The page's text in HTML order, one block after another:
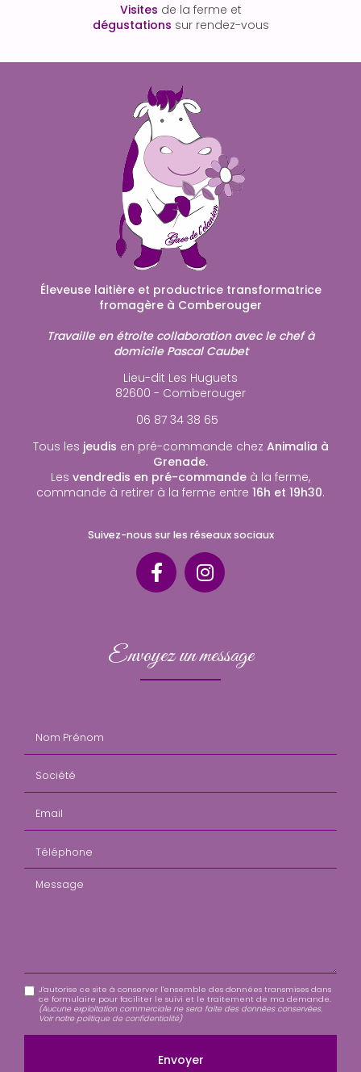
Visites de la ferme et
dégustations sur rendez-vous
Éleveuse laitière et productrice transformatrice
fromagère à Comberouger
Travaille en étroite collaboration avec le chef à
domicile Pascal Caubet
Lieu-dit Les Huguets
82600 - Comberouger
06 87 34 38 65
Tous les jeudis en pré-commande chez Animalia à
Grenade.
Les vendredis en pré-commande à la ferme,
commande à retirer à la ferme entre 16h et 19h30.
Suivez-nous sur les réseaux sociaux
Envoyez un message
Message
J'autorise ce site à conserver l'ensemble des données transmises dans
ce formulaire pour faciliter le suivi et le traitement de ma demande.
(Aucune exploitation commerciale ne sera faite des données conservées.
Voir notre politique de confidentialité)